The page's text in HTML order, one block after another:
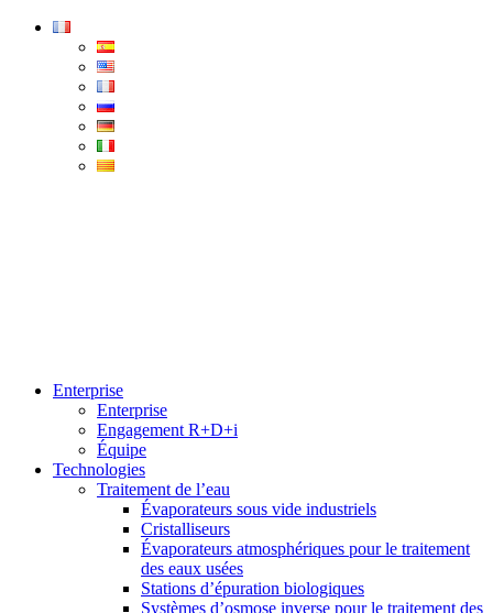
Condorchem
Enterprise
Enterprise
Engagement R+D+i
Équipe
Technologies
Traitement de l’eau
Évaporateurs sous vide industriels
Cristalliseurs
Évaporateurs atmosphériques pour le traitement
des eaux usées
Stations d’épuration biologiques
Systèmes d’osmose inverse pour le traitement des